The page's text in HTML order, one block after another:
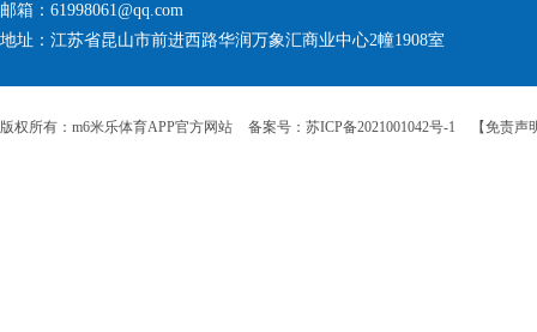
邮箱：61998061@qq.com
地址：江苏省昆山市前进西路华润万象汇商业中心2幢1908室
版权所有：m6米乐体育APP官方网站 备案号：苏ICP备2021001042号-1 【免责声